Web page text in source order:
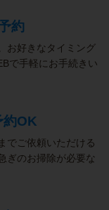
約
お好きなタイミング
で手軽にお手続きい
約OK
でご依頼いただける
ぎのお掃除が必要な